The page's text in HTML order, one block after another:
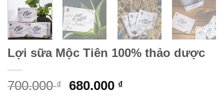
Lợi sữa Mộc Tiên 100% thảo dược
700.000₫ 680.000 ₫